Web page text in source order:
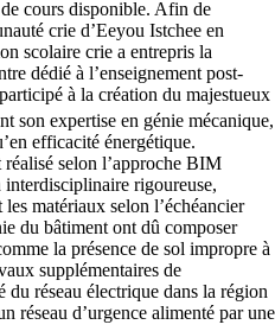
cours disponible. Afin de
crie d’Eeyou Istchee en
scolaire crie a entrepris la
dédié à l’enseignement post-
à la création du majestueux
son expertise en génie mécanique,
efficacité énergétique.
selon l’approche BIM
rigoureuse,
matériaux selon l’échéancier
du bâtiment ont dû composer
la présence de sol impropre à
supplémentaires de
réseau électrique dans la région
réseau d’urgence alimenté par une